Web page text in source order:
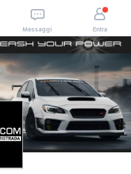
Messaggi Entra